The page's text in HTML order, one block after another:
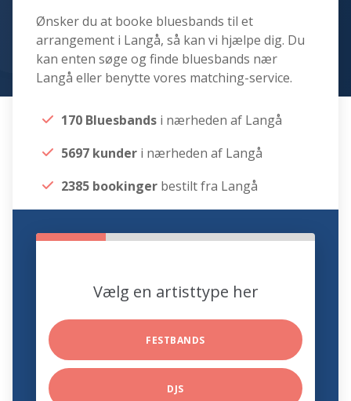
Ønsker du at booke bluesbands til et
arrangement i Langå, så kan vi hjælpe dig. Du
kan enten søge og finde bluesbands nær
Langå eller benytte vores matching-service.
170 Bluesbands i nærheden af Langå
5697 kunder i nærheden af Langå
2385 bookinger bestilt fra Langå
Vælg en artisttype her
FESTBANDS
DJS